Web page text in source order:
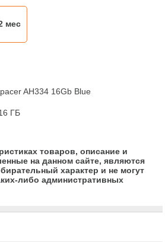
мес
AH334 16Gb Blue
товаров, описание и
на данном сайте, являются
характер и не могут
либо административных